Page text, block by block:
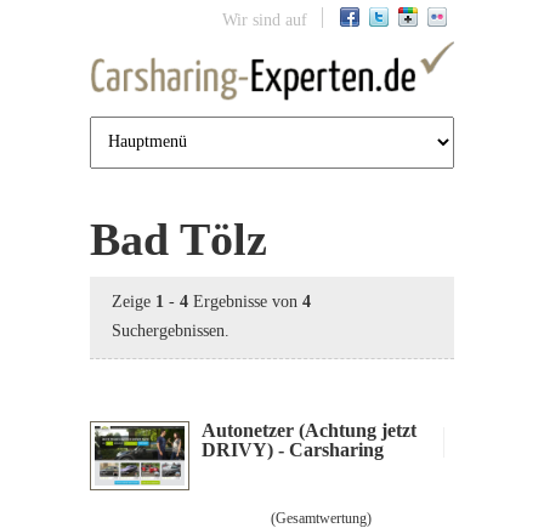
Jump to navigation
Wir sind auf
Bad Tölz
Zeige 1 - 4 Ergebnisse von 4
Suchergebnissen.
Autonetzer (Achtung jetzt
DRIVY) - Carsharing
(Gesamtwertung)